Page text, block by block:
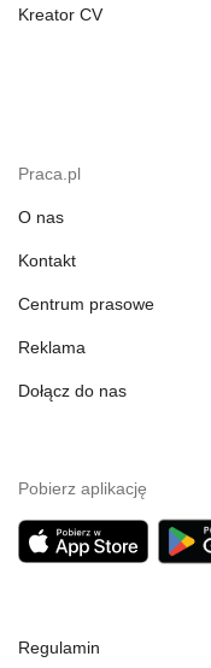
Kreator CV
Praca.pl
O nas
Kontakt
Centrum prasowe
Reklama
Dołącz do nas
Pobierz aplikację
Regulamin